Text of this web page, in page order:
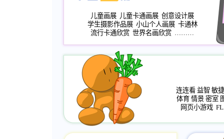
儿童画展 儿童卡通画展 创意设计展
学生摄影作品展 小山个人画展 卡通林
流行卡通欣赏 世界名画欣赏 ………
连连看 益智 敏捷
体育 情景 密室
网页小游戏